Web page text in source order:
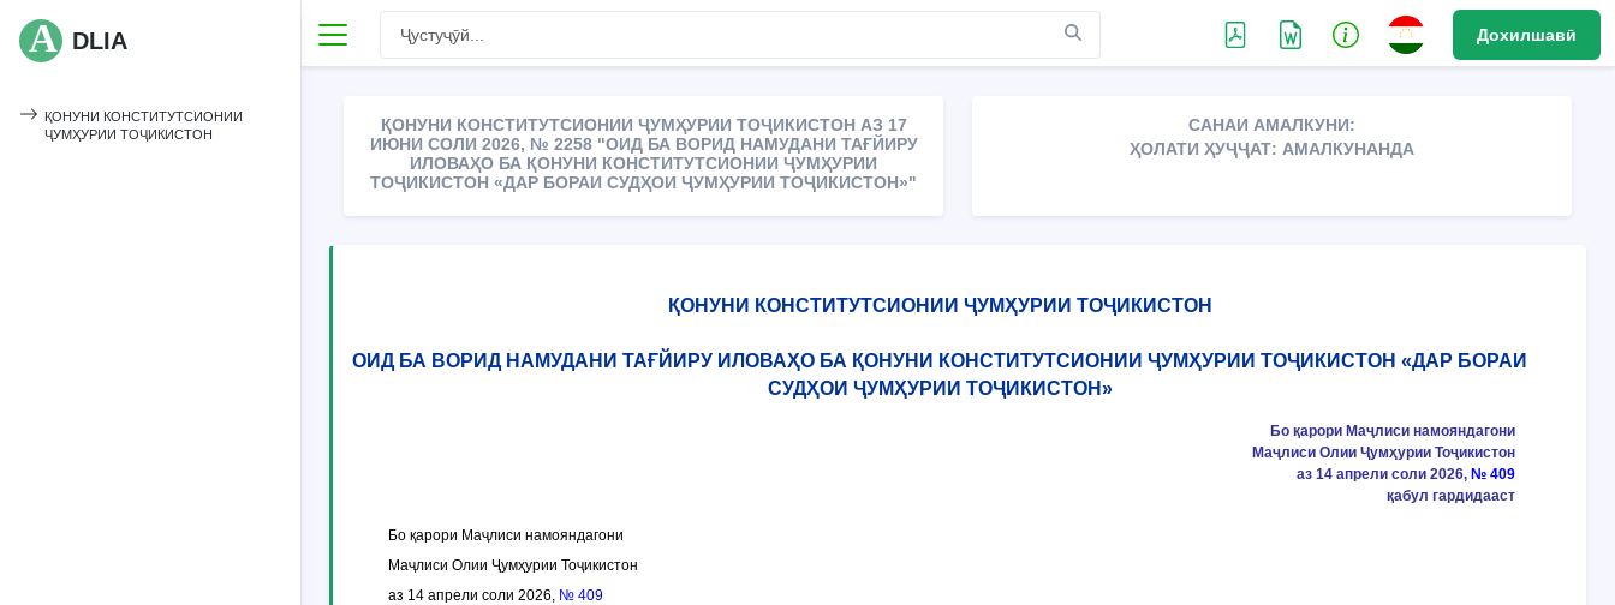
Дохилшавӣ
DLIA
ҚОНУНИ КОНСТИТУТСИОНИИ
ҶУМҲУРИИ ТОҶИКИСТОН
ҚОНУНИ КОНСТИТУТСИОНИИ ҶУМҲУРИИ ТОҶИКИСТОН АЗ 17
ИЮНИ СОЛИ 2026, № 2258 "ОИД БА ВОРИД НАМУДАНИ ТАҒЙИРУ
ИЛОВАҲО БА ҚОНУНИ КОНСТИТУТСИОНИИ ҶУМҲУРИИ
ТОҶИКИСТОН «ДАР БОРАИ СУДҲОИ ҶУМҲУРИИ ТОҶИКИСТОН»"
САНАИ АМАЛКУНИ:
ҲОЛАТИ ҲУҶҶАТ: АМАЛКУНАНДА
ҚОНУНИ КОНСТИТУТСИОНИИ ҶУМҲУРИИ ТОҶИКИСТОН
ОИД БА ВОРИД НАМУДАНИ ТАҒЙИРУ ИЛОВАҲО БА ҚОНУНИ КОНСТИТУТСИОНИИ ҶУМҲУРИИ ТОҶИКИСТОН «ДАР БОРАИ
СУДҲОИ ҶУМҲУРИИ ТОҶИКИСТОН»
Бо қарори Маҷлиси намояндагони
Маҷлиси Олии Ҷумҳурии Тоҷикистон
аз 14 апрели соли 2026, № 409
қабул гардидааст
Бо қарори Маҷлиси намояндагони
Маҷлиси Олии Ҷумҳурии Тоҷикистон
аз 14 апрели соли 2026, № 409